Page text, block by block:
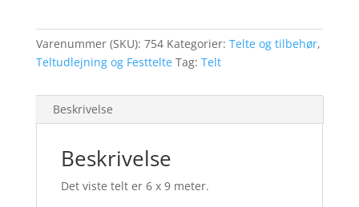
gulv
antal
Varenummer (SKU): 754 Kategorier: Telte og tilbehør,
Teltudlejning og Festtelte Tag: Telt
Beskrivelse
Beskrivelse
Det viste telt er 6 x 9 meter.